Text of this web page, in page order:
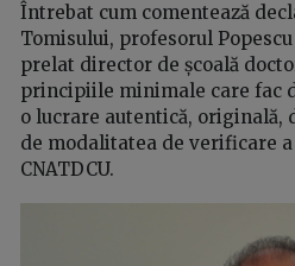
Întrebat cum comentează
Tomisului, profesorul
prelat director de școală
principiile minimale care fac
o lucrare autentică, originală,
de modalitatea de verificare
CNATDCU.